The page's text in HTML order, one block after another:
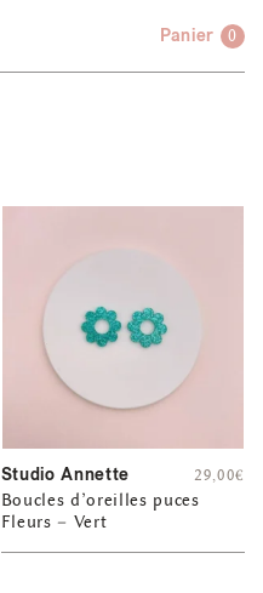
Panier 0
Studio Annette
Boucles d’oreilles puces
Fleurs – Vert
29,00€